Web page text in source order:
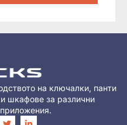
на ключалки, панти
шкафове за различни